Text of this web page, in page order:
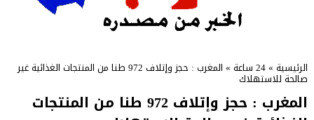
الرئيسية »24 ساعة » المغرب : حجز وإتلاف 972 طنا من المنتجات الغذائية غير
صالحة للاستهلاك
المغرب : حجز وإتلاف 972 طنا من المنتجات